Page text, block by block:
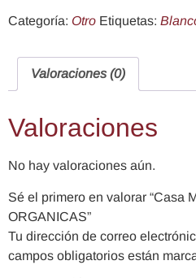
Categoría: Otro Etiquetas:
Valoraciones (0)
Valoraciones
No hay valoraciones aún.
Sé el primero en valorar “Casa
ORGANICAS”
Tu dirección de correo
campos obligatorios están